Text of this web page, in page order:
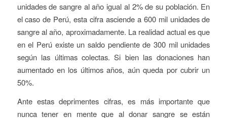
unidades de sangre al año igual al 2% de su población. En
el caso de Perú, esta cifra asciende a 600 mil unidades de
sangre al año, aproximadamente. La realidad actual es que
en el Perú existe un saldo pendiente de 300 mil unidades
según las últimas colectas. Si bien las donaciones han
aumentado en los últimos años, aún queda por cubrir un
50%.
Ante estas deprimentes cifras, es más importante que
nunca tener en mente que al donar sangre se están